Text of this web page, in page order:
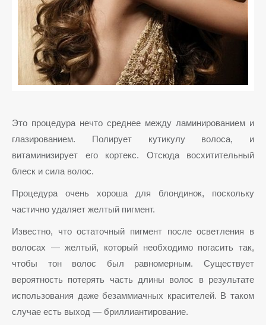
Это процедура нечто среднее между ламинированием и
глазированием. Полирует кутикулу волоса, и
витаминизирует его кортекс. Отсюда восхитительный
блеск и сила волос.
Процедура очень хороша для блондинок, поскольку
частично удаляет желтый пигмент.
Известно, что остаточный пигмент после осветления в
волосах — желтый, который необходимо погасить так,
чтобы тон волос был равномерным. Существует
вероятность потерять часть длины волос в результате
использования даже безаммиачных красителей. В таком
случае есть выход — бриллиантирование.